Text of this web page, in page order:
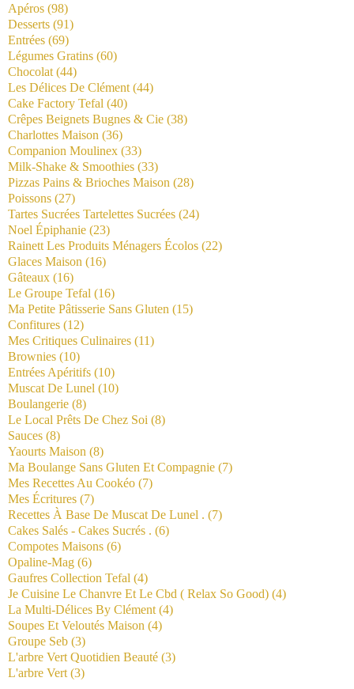
Apéros (98)
Desserts (91)
Entrées (69)
Légumes Gratins (60)
Chocolat (44)
Les Délices De Clément (44)
Cake Factory Tefal (40)
Crêpes Beignets Bugnes & Cie (38)
Charlottes Maison (36)
Companion Moulinex (33)
Milk-Shake & Smoothies (33)
Pizzas Pains & Brioches Maison (28)
Poissons (27)
Tartes Sucrées Tartelettes Sucrées (24)
Noel Épiphanie (23)
Rainett Les Produits Ménagers Écolos (22)
Glaces Maison (16)
Gâteaux (16)
Le Groupe Tefal (16)
Ma Petite Pâtisserie Sans Gluten (15)
Confitures (12)
Mes Critiques Culinaires (11)
Brownies (10)
Entrées Apéritifs (10)
Muscat De Lunel (10)
Boulangerie (8)
Le Local Prêts De Chez Soi (8)
Sauces (8)
Yaourts Maison (8)
Ma Boulange Sans Gluten Et Compagnie (7)
Mes Recettes Au Cookéo (7)
Mes Écritures (7)
Recettes À Base De Muscat De Lunel . (7)
Cakes Salés - Cakes Sucrés . (6)
Compotes Maisons (6)
Opaline-Mag (6)
Gaufres Collection Tefal (4)
Je Cuisine Le Chanvre Et Le Cbd ( Relax So Good) (4)
La Multi-Délices By Clément (4)
Soupes Et Veloutés Maison (4)
Groupe Seb (3)
L'arbre Vert Quotidien Beauté (3)
L'arbre Vert (3)